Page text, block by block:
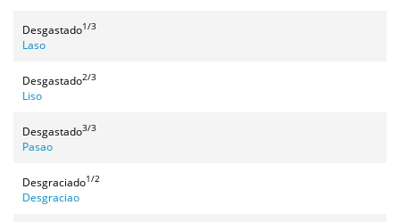
Desgastado1/3
Laso
Desgastado2/3
Liso
Desgastado3/3
Pasao
Desgraciado1/2
Desgraciao